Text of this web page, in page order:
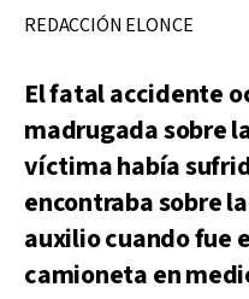
REDACCIÓN ELONCE
El fatal accidente
madrugada sobre
víctima había
encontraba sobre
auxilio cuando fue
camioneta en